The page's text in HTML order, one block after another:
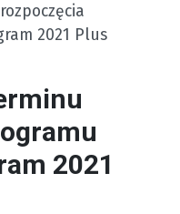
2021 Plus
2021